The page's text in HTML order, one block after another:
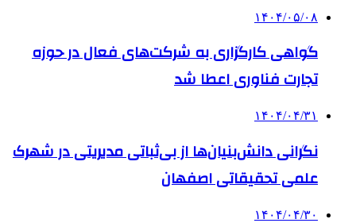
۱۴۰۴/۰۵/۰۸
گواهی کارگزاری به شرکت‌های فعال در حوزه
تجارت فناوری اعطا شد
۱۴۰۴/۰۴/۳۱
نگرانی دانش‌بنیان‌ها از بی‌ثباتی مدیریتی در شهرک
علمی تحقیقاتی اصفهان
۱۴۰۴/۰۴/۳۰